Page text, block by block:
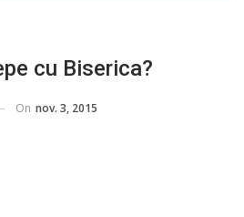
cu Biserica?
On nov. 3, 2015